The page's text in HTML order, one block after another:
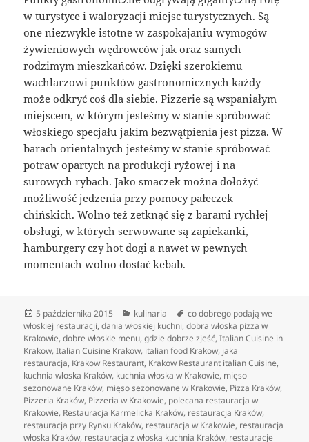
w turystyce i waloryzacji miejsc turystycznych. Są
one niezwykle istotne w zaspokajaniu wymogów
żywieniowych wędrowców jak oraz samych
rodzimym mieszkańców. Dzięki szerokiemu
wachlarzowi punktów gastronomicznych każdy
może odkryć coś dla siebie. Pizzerie są wspaniałym
miejscem, w którym jesteśmy w stanie spróbować
włoskiego specjału jakim bezwątpienia jest pizza. W
barach orientalnych jesteśmy w stanie spróbować
potraw opartych na produkcji ryżowej i na
surowych rybach. Jako smaczek można dołożyć
możliwość jedzenia przy pomocy pałeczek
chińskich. Wolno też zetknąć się z barami rychłej
obsługi, w których serwowane są zapiekanki,
hamburgery czy hot dogi a nawet w pewnych
momentach wolno dostać kebab.
Data
publikacji
5 października 2015 Kategorie
kulinaria Tagi
co dobrego podają we
włoskiej restauracji,dania włoskiej kuchni,dobra włoska pizza w
Krakowie,dobre włoskie menu,gdzie dobrze zjeść,Italian Cuisine in
Krakow,Italian Cuisine Krakow, italian food Krakow, jaka
restauracja, Krakow Restaurant, Krakow Restaurant italian Cuisine,
kuchnia włoska Kraków, kuchnia włoska w Krakowie, mięso
sezonowane Kraków, mięso sezonowane w Krakowie, Pizza Kraków,
Pizzeria Kraków, Pizzeria w Krakowie, polecana restauracja w
Krakowie, Restauracja Karmelicka Kraków, restauracja Kraków,
restauracja przy Rynku Kraków, restauracja w Krakowie, restauracja
włoska Kraków, restauracja z włoską kuchnia Kraków, restauracje